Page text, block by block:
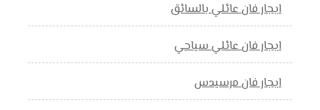
ايجار فان عائلي بالسائق
ايجار فان عائلي سياحي
ايجار فان مرسيدس